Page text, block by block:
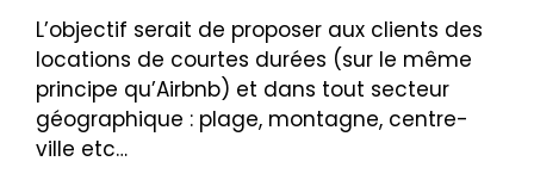
L’objectif serait de proposer aux clients des
locations de courtes durées (sur le même
principe qu’Airbnb) et dans tout secteur
géographique : plage, montagne, centre-
ville etc…